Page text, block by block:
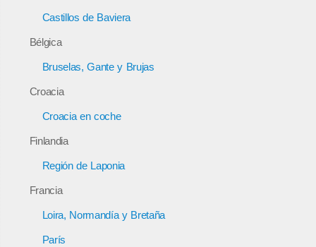
Castillos de Baviera
Bélgica
Bruselas, Gante y Brujas
Croacia
Croacia en coche
Finlandia
Región de Laponia
Francia
Loira, Normandía y Bretaña
París